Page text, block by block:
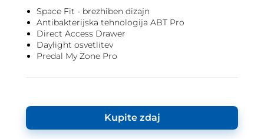
Space Fit - brezhiben dizajn
Antibakterijska tehnologija ABT Pro
Direct Access Drawer
Daylight osvetlitev
Predal My Zone Pro
Kupite zdaj